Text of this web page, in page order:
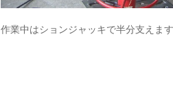
作業中はションジャッキで半分支えま